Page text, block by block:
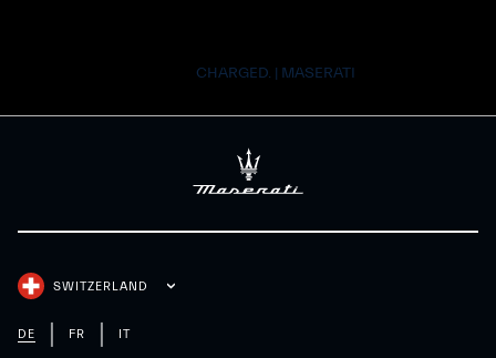
CHARGED. | MASERATI
SWITZERLAND
DE FR IT